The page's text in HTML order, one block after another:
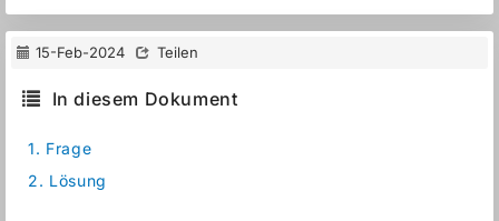
15-Feb-2024 Teilen
In diesem Dokument
1. Frage
2. Lösung